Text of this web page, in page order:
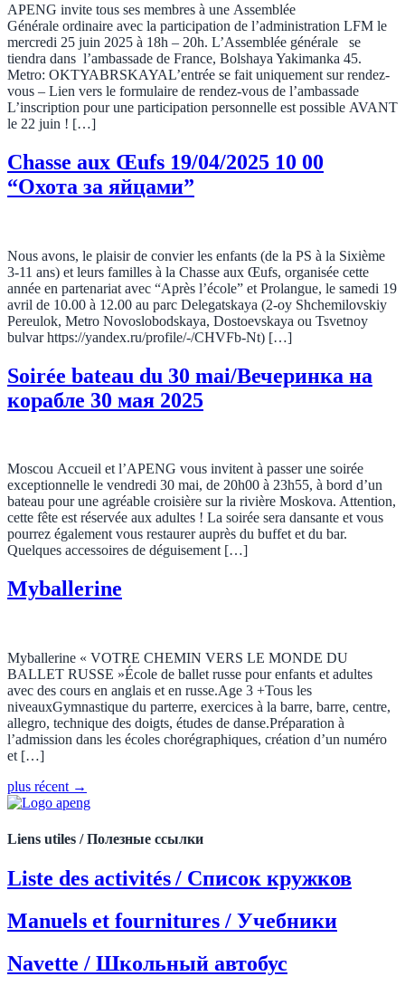
APENG invite tous ses membres à une Assemblée
Générale ordinaire avec la participation de l’administration LFM le
mercredi 25 juin 2025 à 18h – 20h. L’Assemblée générale se
tiendra dans l’ambassade de France, Bolshaya Yakimanka 45.
Metro: OKTYABRSKAYAL’entrée se fait uniquement sur rendez-
vous – Lien vers le formulaire de rendez-vous de l’ambassade
L’inscription pour une participation personnelle est possible AVANT
le 22 juin ! […]
Chasse aux Œufs 19/04/2025 10 00
“Охота за яйцами”
Nous avons, le plaisir de convier les enfants (de la PS à la Sixième
3-11 ans) et leurs familles à la Chasse aux Œufs, organisée cette
année en partenariat avec “Après l’école” et Prolangue, le samedi 19
avril de 10.00 à 12.00 au parc Delegatskaya (2-oy Shchemilovskiy
Pereulok, Metro Novoslobodskaya, Dostoevskaya ou Tsvetnoy
bulvar https://yandex.ru/profile/-/CHVFb-Nt) […]
Soirée bateau du 30 mai/Вечеринка на
корабле 30 мая 2025
Moscou Accueil et l’APENG vous invitent à passer une soirée
exceptionnelle le vendredi 30 mai, de 20h00 à 23h55, à bord d’un
bateau pour une agréable croisière sur la rivière Moskova. Attention,
cette fête est réservée aux adultes ! La soirée sera dansante et vous
pourrez également vous restaurer auprès du buffet et du bar.
Quelques accessoires de déguisement […]
Myballerine
Myballerine « VOTRE CHEMIN VERS LE MONDE DU
BALLET RUSSE »École de ballet russe pour enfants et adultes
avec des cours en anglais et en russe.Age 3 +Tous les
niveauxGymnastique du parterre, exercices à la barre, barre, centre,
allegro, technique des doigts, études de danse.Préparation à
l’admission dans les écoles chorégraphiques, création d’un numéro
et […]
plus récent →
Liens utiles / Полезные ссылки
Liste des activités / Список кружков
Manuels et fournitures / Учебники
Navette / Школьный автобус